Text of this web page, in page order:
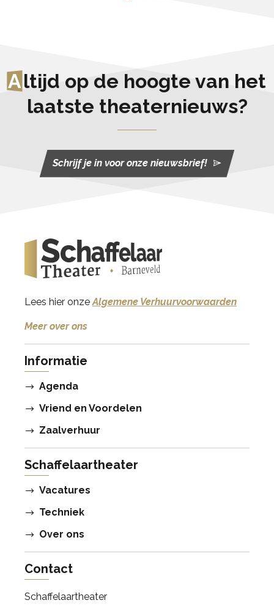
Altijd op de hoogte van het
laatste theaternieuws?
Schrijf je in voor onze nieuwsbrief!
Lees hier onzeAlgemene Verhuurvoorwaarden
Meer over ons
Informatie
Agenda
Vriend en Voordelen
Zaalverhuur
Schaffelaartheater
Vacatures
Techniek
Over ons
Contact
Schaffelaartheater